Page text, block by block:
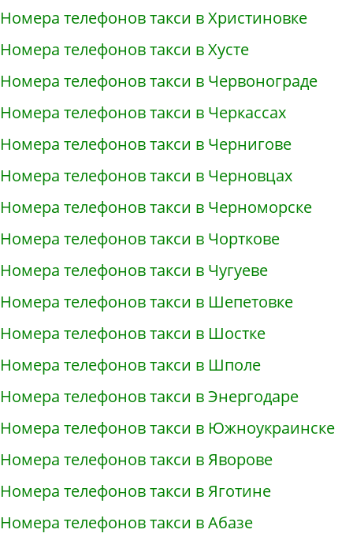
Номера телефонов такси в Христиновке
Номера телефонов такси в Хусте
Номера телефонов такси в Червонограде
Номера телефонов такси в Черкассах
Номера телефонов такси в Чернигове
Номера телефонов такси в Черновцах
Номера телефонов такси в Черноморске
Номера телефонов такси в Чорткове
Номера телефонов такси в Чугуеве
Номера телефонов такси в Шепетовке
Номера телефонов такси в Шостке
Номера телефонов такси в Шполе
Номера телефонов такси в Энергодаре
Номера телефонов такси в Южноукраинске
Номера телефонов такси в Яворове
Номера телефонов такси в Яготине
Номера телефонов такси в Абазе